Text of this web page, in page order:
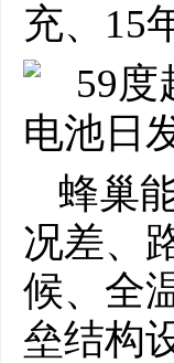
充、15
蜂巢
况差、
候、全
垒结构